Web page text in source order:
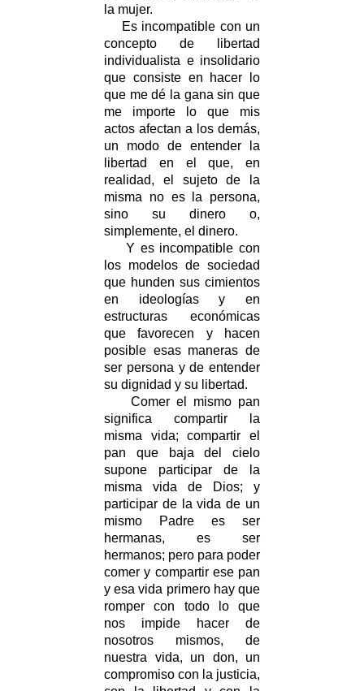
la mujer.
Es incompatible con un
concepto de libertad
individualista e insolidario
que consiste en hacer lo
que me dé la gana sin que
me importe lo que mis
actos afectan a los demás,
un modo de entender la
libertad en el que, en
realidad, el sujeto de la
misma no es la persona,
sino su dinero o,
simplemente, el dinero.
Y es incompatible con
los modelos de sociedad
que hunden sus cimientos
en ideologías y en
estructuras económicas
que favorecen y hacen
posible esas maneras de
ser persona y de entender
su dignidad y su libertad.
Comer el mismo pan
significa compartir la
misma vida; compartir el
pan que baja del cielo
supone participar de la
misma vida de Dios; y
participar de la vida de un
mismo Padre es ser
hermanas, es ser
hermanos; pero para poder
comer y compartir ese pan
y esa vida primero hay que
romper con todo lo que
nos impide hacer de
nosotros mismos, de
nuestra vida, un don, un
compromiso con la justicia,